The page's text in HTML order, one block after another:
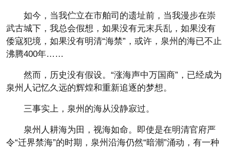
如今，当我伫立在市舶司的遗址前，当我漫步在崇
武古城下，我总会假想，如果没有元末兵乱，如果没有
倭寇犯境，如果没有明清“海禁”，或许，泉州的海已不止
沸腾400年……
然而，历史没有假设。“涨海声中万国商”，已经成为
泉州人记忆久远的辉煌和重新追逐的梦想。
三事实上，泉州的海从没静寂过。
泉州人耕海为田，视海如命。即使是在明清官府严
令“迁界禁海”的时期，泉州沿海仍然“暗潮”涌动，有一种